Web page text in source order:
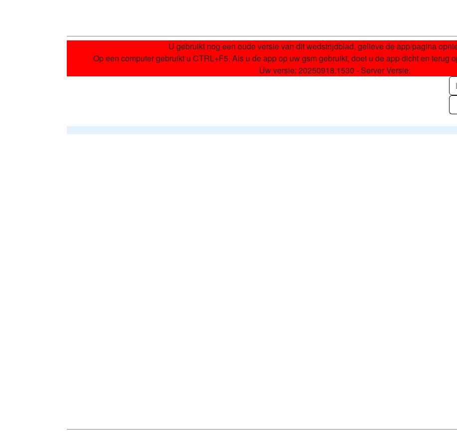
U gebruikt nog een oude versie van dit wedstrijdblad, gelieve de app/pagina
Op een computer gebruikt u CTRL+F5. Als u de app op uw gsm gebruikt, doet u de app dicht en terug
Uw versie: 20250918.1530 - Server Versie: